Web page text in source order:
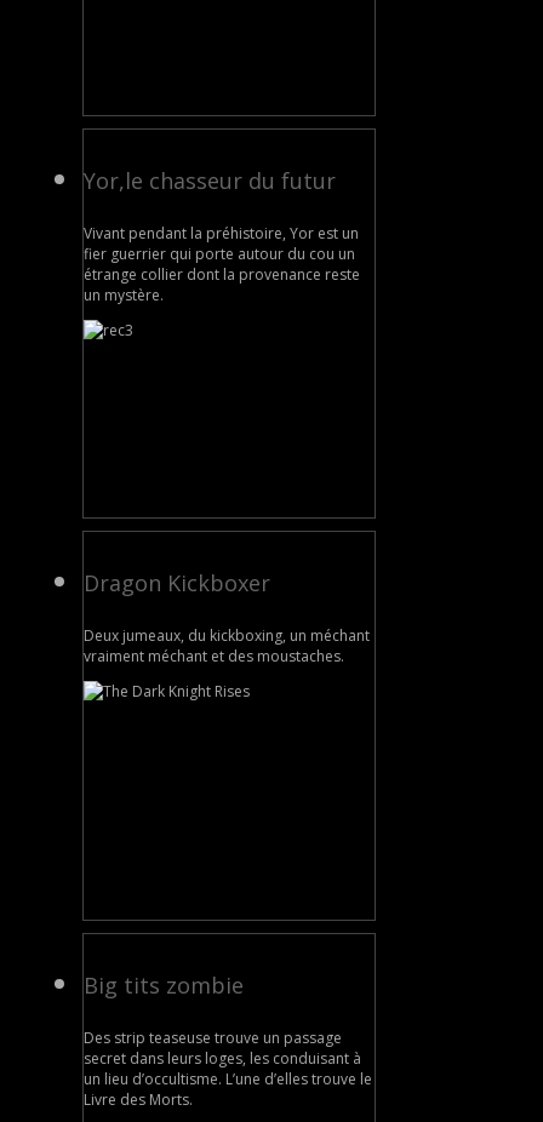
Yor,le chasseur du futur
Vivant pendant la préhistoire, Yor est un
fier guerrier qui porte autour du cou un
étrange collier dont la provenance reste
un mystère.
Dragon Kickboxer
Deux jumeaux, du kickboxing, un méchant
vraiment méchant et des moustaches.
Big tits zombie
Des strip teaseuse trouve un passage
secret dans leurs loges, les conduisant à
un lieu d’occultisme. L’une d’elles trouve le
Livre des Morts.